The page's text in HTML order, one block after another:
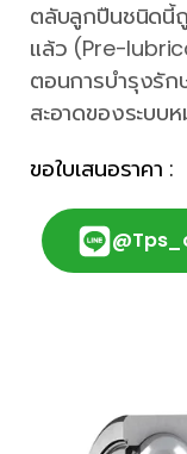
ตลับลูกปืนชนิดนี้ถู
แล้ว (Pre-
ตอนการบำรุงรัก
สะอาดของระบบ
ขอใบเสนอราคา :